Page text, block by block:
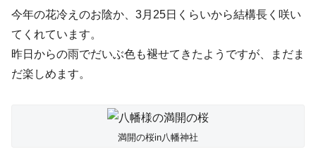
今年の花冷えのお陰か、3月25日くらいから結構長く咲い
てくれています。
昨日からの雨でだいぶ色も褪せてきたようですが、まだま
だ楽しめます。
満開の桜in八幡神社